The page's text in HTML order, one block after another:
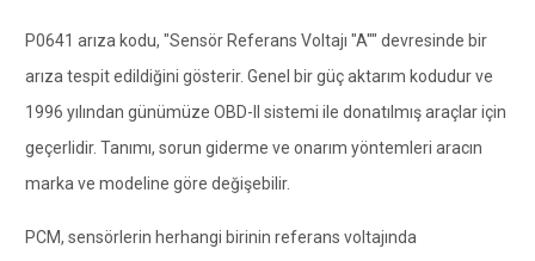
P0641 arıza kodu, "Sensör Referans Voltajı "A"" devresinde bir
arıza tespit edildiğini gösterir. Genel bir güç aktarım kodudur ve
1996 yılından günümüze OBD-II sistemi ile donatılmış araçlar için
geçerlidir. Tanımı, sorun giderme ve onarım yöntemleri aracın
marka ve modeline göre değişebilir.
PCM, sensörlerin herhangi birinin referans voltajında